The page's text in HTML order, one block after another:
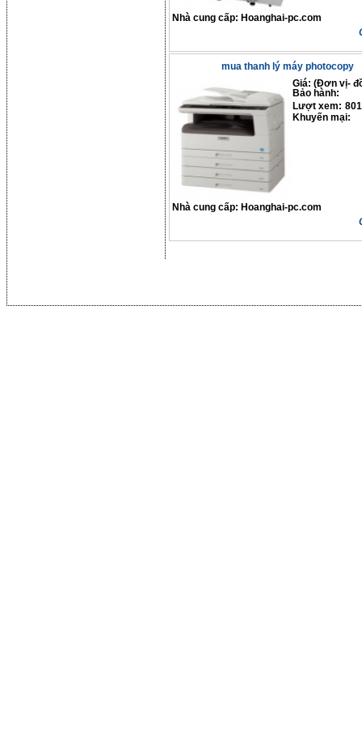
Nhà cung cấp: Hoanghai-pc.com
mua thanh lý máy photocopy
Giá: (Đơn vị-
Bảo hành:
Lượt xem:
Khuyến mại:
Nhà cung cấp: Hoanghai-pc.com